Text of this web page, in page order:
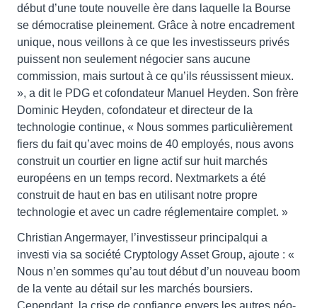
début d’une toute nouvelle ère dans laquelle la Bourse
se démocratise pleinement. Grâce à notre encadrement
unique, nous veillons à ce que les investisseurs privés
puissent non seulement négocier sans aucune
commission, mais surtout à ce qu’ils réussissent mieux.
», a dit le PDG et cofondateur Manuel Heyden. Son frère
Dominic Heyden, cofondateur et directeur de la
technologie continue, « Nous sommes particulièrement
fiers du fait qu’avec moins de 40 employés, nous avons
construit un courtier en ligne actif sur huit marchés
européens en un temps record. Nextmarkets a été
construit de haut en bas en utilisant notre propre
technologie et avec un cadre réglementaire complet. »
Christian Angermayer, l’investisseur principalqui a
investi via sa société Cryptology Asset Group, ajoute : «
Nous n’en sommes qu’au tout début d’un nouveau boom
de la vente au détail sur les marchés boursiers.
Cependant, la crise de confiance envers les autres néo-